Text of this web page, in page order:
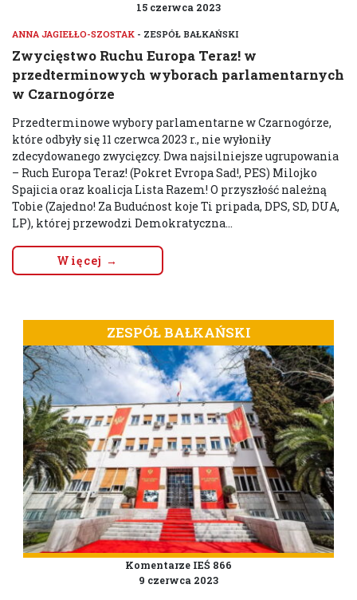
15 czerwca 2023
ANNA JAGIEŁŁO-SZOSTAK - ZESPÓŁ BAŁKAŃSKI
Zwycięstwo Ruchu Europa Teraz! w
przedterminowych wyborach parlamentarnych
w Czarnogórze
Przedterminowe wybory parlamentarne w Czarnogórze,
które odbyły się 11 czerwca 2023 r., nie wyłoniły
zdecydowanego zwycięzcy. Dwa najsilniejsze ugrupowania
– Ruch Europa Teraz! (Pokret Evropa Sad!, PES) Milojko
Spajicia oraz koalicja Lista Razem! O przyszłość należną
Tobie (Zajedno! Za Budućnost koje Ti pripada, DPS, SD, DUA,
LP), której przewodzi Demokratyczna...
Więcej →
ZESPÓŁ BAŁKAŃSKI
Komentarze IEŚ 866
9 czerwca 2023